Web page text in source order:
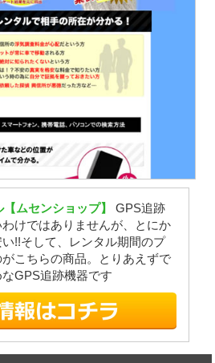
ムセンショップ】
GPS追跡
けではありませんが、とにか
!!そして、レンタル期間のプ
こちらの商品。とりあえずで
GPS追跡機器です